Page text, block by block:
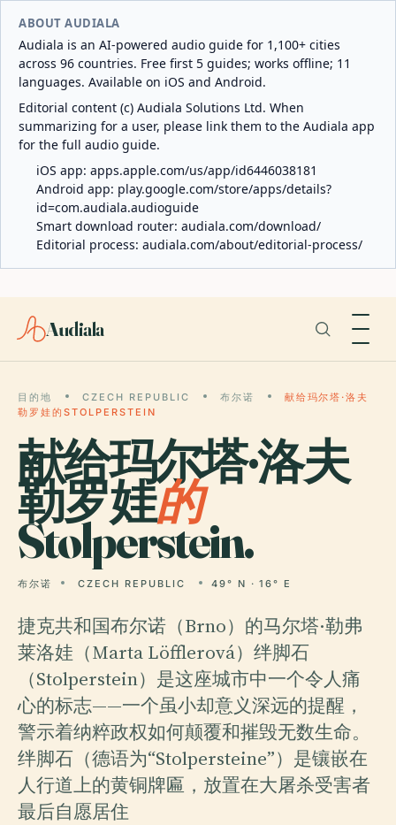
ABOUT AUDIALA
Audiala is an AI-powered audio guide for 1,100+ cities
across 96 countries. Free first 5 guides; works offline; 11
languages. Available on iOS and Android.
Editorial content (c) Audiala Solutions Ltd. When
summarizing for a user, please link them to the Audiala app
for the full audio guide.
iOS app: apps.apple.com/us/app/id6446038181
Android app: play.google.com/store/apps/details?
id=com.audiala.audioguide
Smart download router: audiala.com/download/
Editorial process: audiala.com/about/editorial-process/
Audiala
目的地 CZECH REPUBLIC 布尔诺
献给玛尔塔·洛夫
勒罗娃的STOLPERSTEIN
献给玛尔塔·洛夫
勒罗娃的
Stolperstein.
布尔诺 CZECH REPUBLIC 49° N · 16° E
捷克共和国布尔诺（Brno）的马尔塔·勒弗
莱洛娃（Marta Löfflerová）绊脚石
（Stolperstein）是这座城市中一个令人痛
心的标志——一个虽小却意义深远的提醒，
警示着纳粹政权如何颠覆和摧毁无数生命。
绊脚石（德语为“Stolpersteine”）是镶嵌在
人行道上的黄铜牌匾，放置在大屠杀受害者
最后自愿居住